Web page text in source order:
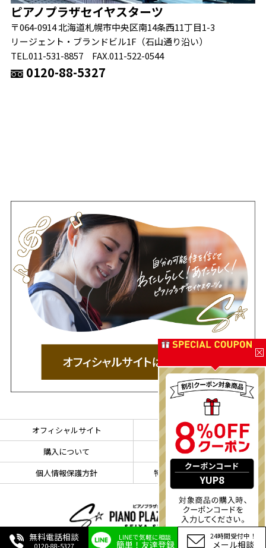
YUP8
ピアノプラザセイヤスターツ
〒064-0914 北海道札幌市中央区南14条西11丁目1-3
リージェント・ブランドビル1F（石山通り沿い）
TEL.011-531-8857 FAX.011-522-0544
0120-88-5327
オフィシャルサイト
会社概要
購入について
ご利用規約
個人情報保護方針
特定商取引法に基づく表示
無料電話相談
0120-88-5327
LINEで気軽に相談
簡単！友達登録
24時間受付中！
メール相談